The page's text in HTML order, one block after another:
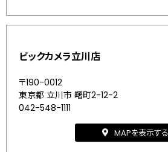
ビックカメラ立川店
〒190-0012
東京都 立川市 曙町2-12-2
042-548-1111
MAPを表示する